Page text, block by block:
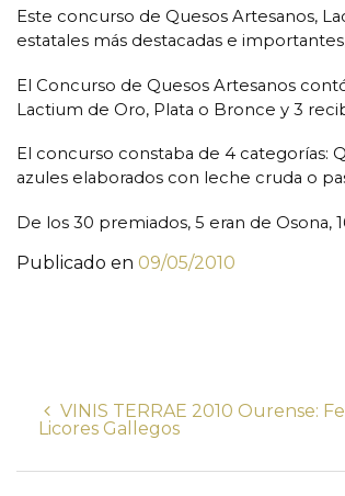
Este concurso de Quesos Artesanos,
estatales más destacadas e
El Concurso de Quesos Artesanos
Lactium de Oro, Plata o Bronce y 3
El concurso constaba de 4 categorías:
azules elaborados con leche cruda o
De los 30 premiados, 5 eran de Osona,
Publicado en 09/05/2010
VINIS TERRAE 2010 Ourense:
Licores Gallegos